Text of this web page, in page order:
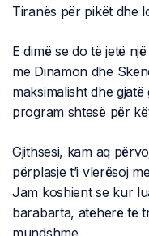
Tiranës për pikët dhe
E dimë se do të jetë
me Dinamon dhe
maksimalisht dhe
program shtesë për
Gjithsesi, kam aq
përplasje t’i vlerësoj
Jam koshient se kur
barabarta, atëherë të
mundshme.